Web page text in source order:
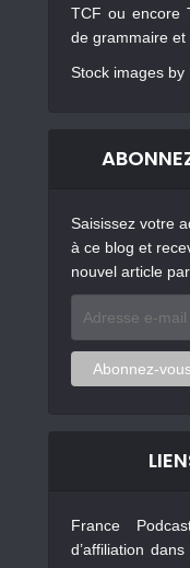
TCF ou encore
de grammaire et
Stock images by
Saisissez votre
à ce blog et
nouvel article
mail
Abonnez-
France
d’affiliation